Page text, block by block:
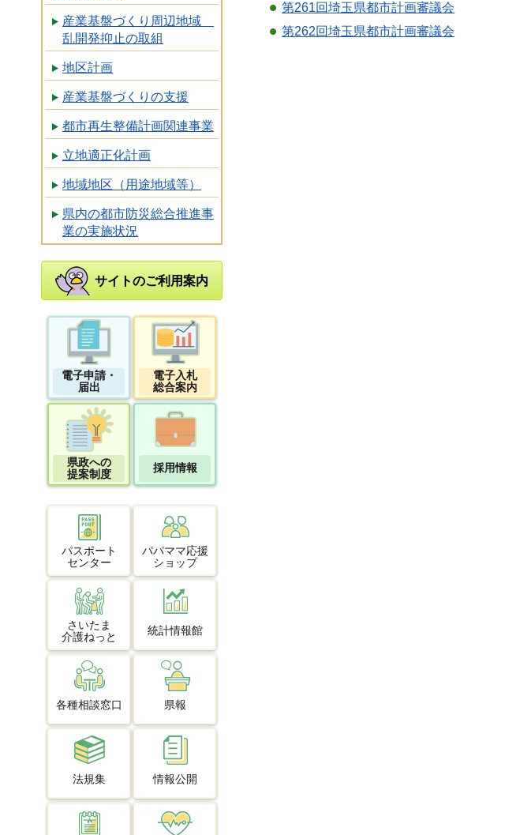
産業基盤づくり周辺地域
乱開発抑止の取組
地区計画
産業基盤づくりの支援
都市再生整備計画関連事業
立地適正化計画
地域地区（用途地域等）
県内の都市防災総合推進事
業の実施状況
サイトのご利用案内
電子申請・
届出
電子入札
総合案内
県政への
提案制度
採用情報
パスポート
センター
パパママ応援
ショップ
さいたま
介護ねっと
統計情報館
各種相談窓口 県報
法規集 情報公開
第261回埼玉県都市計画審議会
第262回埼玉県都市計画審議会